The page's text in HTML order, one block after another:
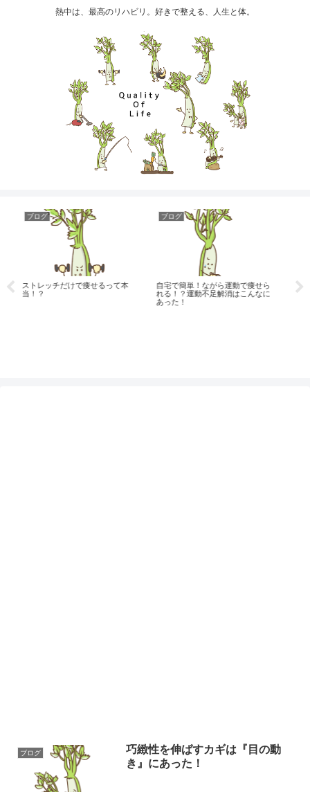
熱中は、最高のリハビリ。好きで整える、人生と体。
運動で痩せら
消はこんなに
ブログ
レクリエーションの効果はこんな
にあった！おすすめのレクリエー
ブログ
認知症の理解（脳血管性認知
編）
ブログ
巧緻性を伸ばすカギは『目の動
き』にあった！